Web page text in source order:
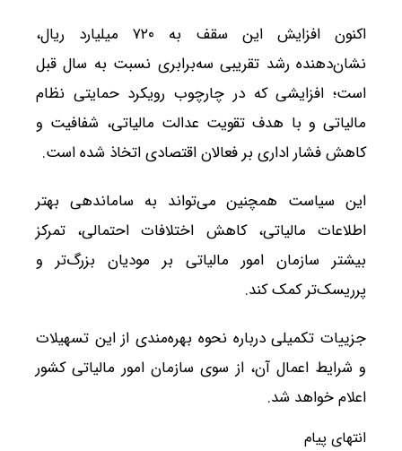
اکنون افزایش این سقف به ۷۲۰ میلیارد ریال،
نشان‌دهنده رشد تقریبی سه‌برابری نسبت به سال قبل
است؛ افزایشی که در چارچوب رویکرد حمایتی نظام
مالیاتی و با هدف تقویت عدالت مالیاتی، شفافیت و
کاهش فشار اداری بر فعالان اقتصادی اتخاذ شده است.
این سیاست همچنین می‌تواند به ساماندهی بهتر
اطلاعات مالیاتی، کاهش اختلافات احتمالی، تمرکز
بیشتر سازمان امور مالیاتی بر مودیان بزرگ‌تر و
پرریسک‌تر کمک کند.
جزییات تکمیلی درباره نحوه بهره‌مندی از این تسهیلات
و شرایط اعمال آن، از سوی سازمان امور مالیاتی کشور
اعلام خواهد شد.
انتهای پیام